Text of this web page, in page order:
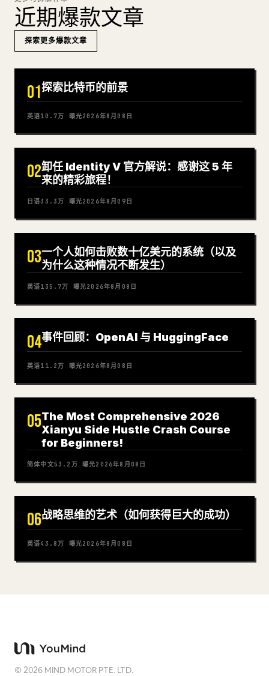
近期爆款文章
探索更多爆款文章
01探索比特币的前景
英语10.7万 曝光2026年8月08日
02卸任 Identity V 官方解说：感谢这 5 年
来的精彩旅程！
日语33.3万 曝光2026年8月09日
03一个人如何击败数十亿美元的系统（以及
为什么这种情况不断发生）
英语135.7万 曝光2026年8月08日
04事件回顾：OpenAI 与 HuggingFace
英语11.2万 曝光2026年8月08日
05The Most Comprehensive 2026
Xianyu Side Hustle Crash Course
for Beginners!
简体中文53.2万 曝光2026年8月08日
06战略思维的艺术（如何获得巨大的成功）
英语43.8万 曝光2026年8月08日
©2026 MIND MOTOR PTE. LTD.